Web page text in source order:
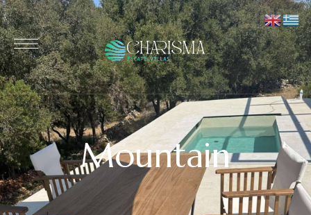
Mountain